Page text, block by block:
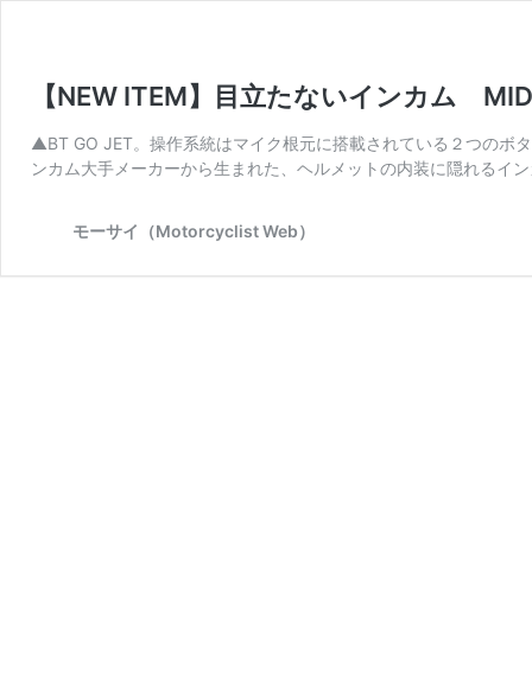
【NEW ITEM】目立たないインカム
▲BT GO JET。操作系統はマイク根元に搭載されている２つのボ
ンカム大手メーカーから生まれた、ヘルメットの内装に隠れるイ
モーサイ（Motorcyclist Web）